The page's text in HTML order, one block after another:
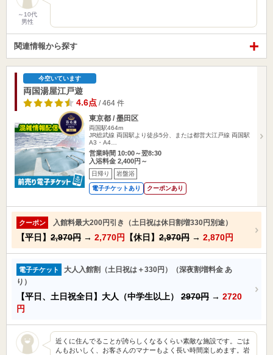
～10代
男性
関連情報から探す
今空いています
両国湯屋江戸遊
4.6点 / 464 件
東京都 / 墨田区
両国駅464m
JR総武線 両国駅より徒歩5分、または都営大江戸線 両国駅
A3・A4…
営業時間 10:00～翌8:30
入浴料金 2,400円～
日帰り 岩盤浴
電子チケットあり クーポンあり
クーポン 入館料最大200円引き（土日祝は休日割増330円別途）
【平日】 2,970円 → 2,770円 【休日】 2,970円 → 2,870円
電子チケット
大人入館割（土日祝は＋330円）（深夜割増料金 あ
り）
【平日、土日祝全日】大人（中学生以上） 2970円 → 2720
円
近くに住んでることが誇らしくなるくらい素敵な施設です。ごは
んもおいしく、お客さんのマナーもよく長い時間楽しめます。岩